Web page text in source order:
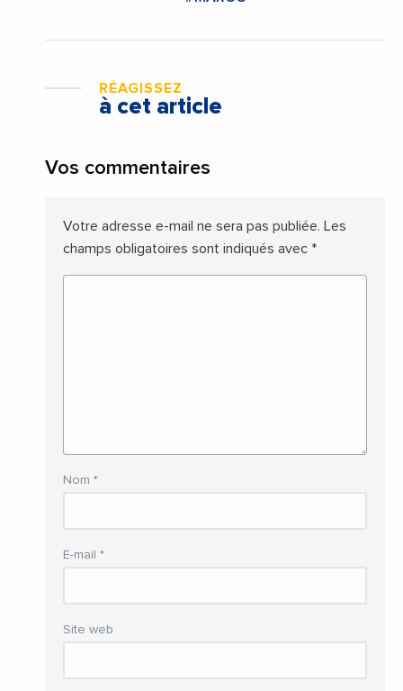
RÉAGISSEZ
à cet article
Vos commentaires
Votre adresse e-mail ne sera pas publiée. Les
champs obligatoires sont indiqués avec *
Nom *
E-mail *
Site web